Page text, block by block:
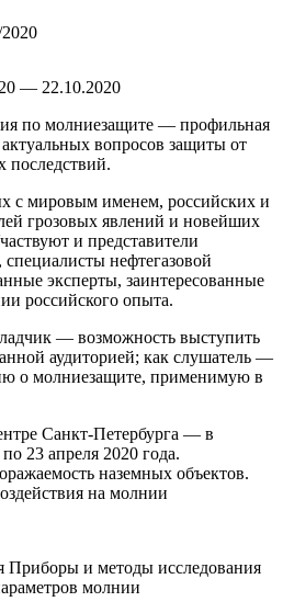
— 22.10.2020
по молниезащите — профильная
вопросов защиты от
последствий.
с мировым именем, российских и
грозовых явлений и новейших
и представители
нефтегазовой
эксперты, заинтересованные
российского опыта.
— возможность выступить
аудиторией; как слушатель —
о молниезащите, применимую в
Санкт-Петербурга — в
23 апреля 2020 года.
наземных объектов.
на молнии
Приборы и методы исследования
молнии